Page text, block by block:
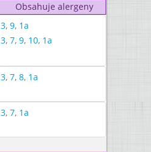
Obsahuje alergeny
3, 9, 1a
3, 7, 9, 10, 1a
3, 7, 8, 1a
3, 7, 1a